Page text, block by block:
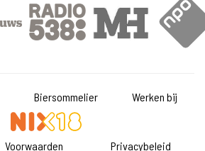
Biersommelier Werken bij
Voorwaarden Privacybeleid